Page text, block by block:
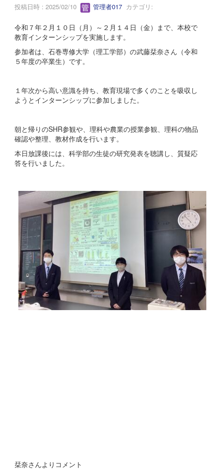
投稿日時 : 2025/02/10 管理者017 カテゴリ:
令和７年２月１０日（月）～２月１４日（金）まで、本校で
教育インターンシップを実施します。
参加者は、石巻専修大学（理工学部）の武藤栞奈さん（令和
５年度の卒業生）です。
１年次から高い意識を持ち、教育現場で多くのことを吸収し
ようとインターンシップに参加しました。
朝と帰りのSHR参観や、理科や農業の授業参観、理科の物品
確認や整理、教材作成を行います。
本日放課後には、科学部の生徒の研究発表を聴講し、質疑応
答を行いました。
栞奈さんよりコメント